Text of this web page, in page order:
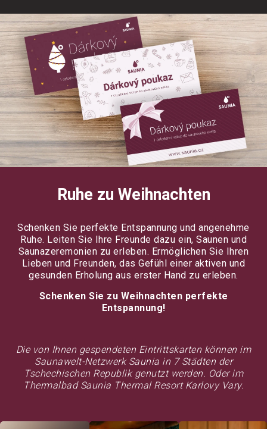
Ruhe zu Weihnachten
Schenken Sie perfekte Entspannung und angenehme
Ruhe. Leiten Sie Ihre Freunde dazu ein, Saunen und
Saunazeremonien zu erleben. Ermöglichen Sie Ihren
Lieben und Freunden, das Gefühl einer aktiven und
gesunden Erholung aus erster Hand zu erleben.
Schenken Sie zu Weihnachten perfekte
Entspannung!
Die von Ihnen gespendeten Eintrittskarten können im
Saunawelt-Netzwerk Saunia in 7 Städten der
Tschechischen Republik genutzt werden. Oder im
Thermalbad Saunia Thermal Resort Karlovy Vary.